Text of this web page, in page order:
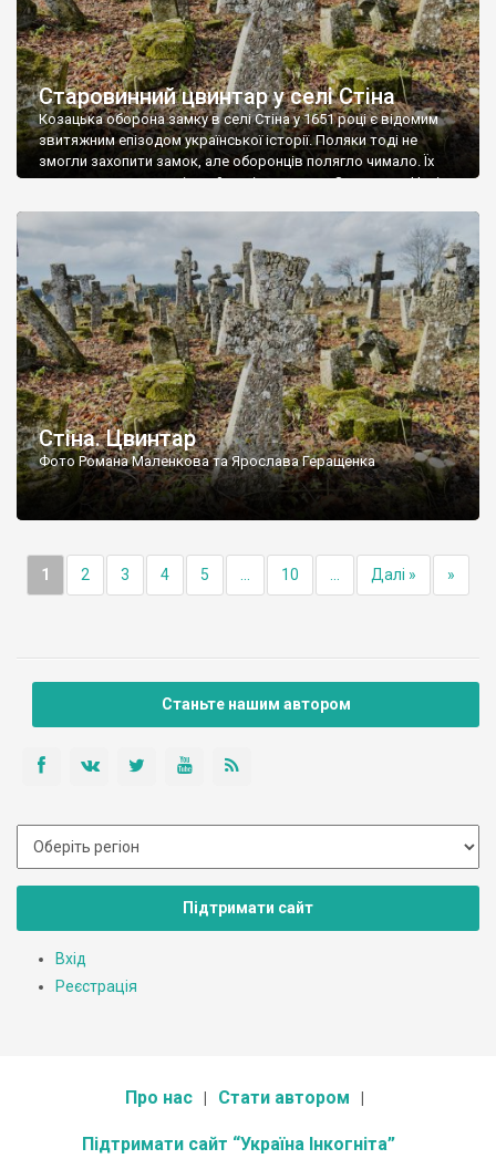
Старовинний цвинтар у селі Стіна
Козацька оборона замку в селі Стіна у 1651 році є відомим
звитяжним епізодом української історії. Поляки тоді не
змогли захопити замок, але оборонців полягло чимало. Їх
поховали на цвинтарі, який тоді називався Замковим. Нині на
ньому чимало хрестів 19 століття, є такі, де епітафії стер […]
Стіна. Цвинтар
Фото Романа Маленкова та Ярослава Геращенка
1 2 3 4 5 10 Далі » »
Станьте нашим автором
Підтримати сайт
Вхід
Реєстрація
Про нас Стати автором
Підтримати сайт “Україна Інкогніта”